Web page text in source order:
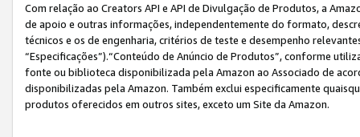
Com relação ao Creators API e API de Divulgação de Produtos, a
de apoio e outras informações, independentemente do formato,
técnicos e os de engenharia, critérios de teste e desempenho
“Especificações”).“Conteúdo de Anúncio de Produtos”, conforme
fonte ou biblioteca disponibilizada pela Amazon ao Associado de
disponibilizadas pela Amazon. Também exclui especificamente
produtos oferecidos em outros sites, exceto um Site da Amazon.